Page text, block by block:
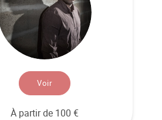
Voir
À partir de 100 €